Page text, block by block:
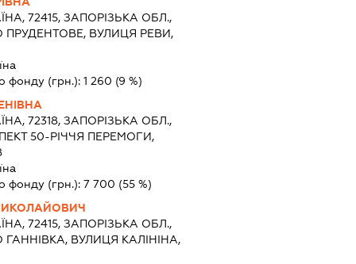
72415, ЗАПОРІЗЬКА ОБЛ.,
ВУЛИЦЯ РЕВИ,
фонду (грн.):1 260 (9 %)
72318, ЗАПОРІЗЬКА ОБЛ.,
50-РІЧЧЯ ПЕРЕМОГИ,
фонду (грн.):7 700 (55 %)
72415, ЗАПОРІЗЬКА ОБЛ.,
ВУЛИЦЯ КАЛІНІНА,